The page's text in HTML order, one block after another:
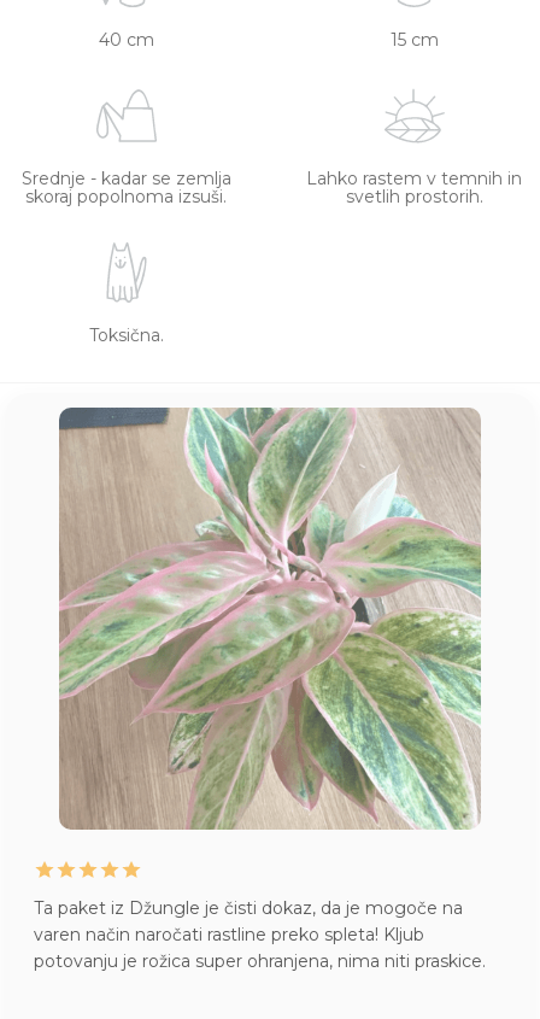
40 cm 15 cm
Srednje - kadar se zemlja
skoraj popolnoma izsuši.
Lahko rastem v temnih in
svetlih prostorih.
Toksična.
Ta paket iz Džungle je čisti dokaz, da je mogoče na
varen način naročati rastline preko spleta! Kljub
potovanju je rožica super ohranjena, nima niti praskice.